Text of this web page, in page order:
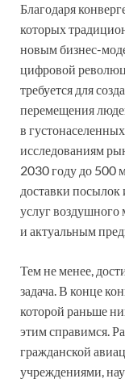
Благодаря
которых
новым бизнес-
цифровой
требуется для
перемещения
в
исследованиям
2030 году до 500
доставки
услуг
и актуальным
Тем не менее,
задача. В конце
которой раньше
этим справимся.
гражданской
учреждениями,